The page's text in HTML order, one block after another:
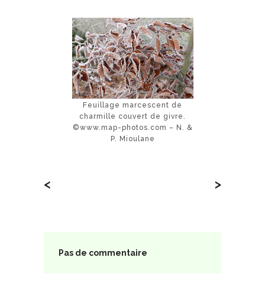
Feuillage marcescent de
charmille couvert de givre.
©www.map-photos.com – N. &
P. Mioulane
< >
Pas de commentaire